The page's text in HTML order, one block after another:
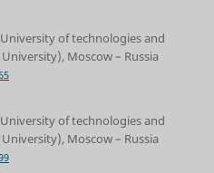
of technologies and
Moscow – Russia
of technologies and
Moscow – Russia